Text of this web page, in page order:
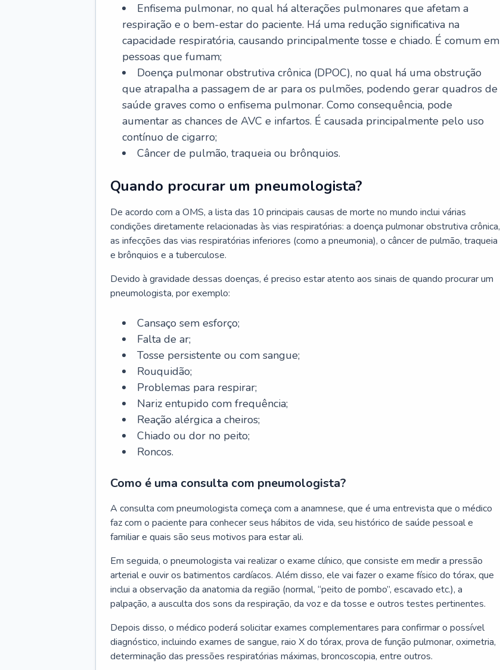
Enfisema pulmonar, no qual há alterações pulmonares que afetam a
respiração e o bem-estar do paciente. Há uma redução significativa na
capacidade respiratória, causando principalmente tosse e chiado. É comum em
pessoas que fumam;
Doença pulmonar obstrutiva crônica (DPOC), no qual há uma obstrução
que atrapalha a passagem de ar para os pulmões, podendo gerar quadros de
saúde graves como o enfisema pulmonar. Como consequência, pode
aumentar as chances de AVC e infartos. É causada principalmente pelo uso
contínuo de cigarro;
Câncer de pulmão, traqueia ou brônquios.
Quando procurar um pneumologista?
De acordo com a OMS, a lista das 10 principais causas de morte no mundo inclui várias
condições diretamente relacionadas às vias respiratórias: a doença pulmonar obstrutiva crônica,
as infecções das vias respiratórias inferiores (como a pneumonia), o câncer de pulmão, traqueia
e brônquios e a tuberculose.
Devido à gravidade dessas doenças, é preciso estar atento aos sinais de quando procurar um
pneumologista, por exemplo:
Cansaço sem esforço;
Falta de ar;
Tosse persistente ou com sangue;
Rouquidão;
Problemas para respirar;
Nariz entupido com frequência;
Reação alérgica a cheiros;
Chiado ou dor no peito;
Roncos.
Como é uma consulta com pneumologista?
A consulta com pneumologista começa com a anamnese, que é uma entrevista que o médico
faz com o paciente para conhecer seus hábitos de vida, seu histórico de saúde pessoal e
familiar e quais são seus motivos para estar ali.
Em seguida, o pneumologista vai realizar o exame clínico, que consiste em medir a pressão
arterial e ouvir os batimentos cardíacos. Além disso, ele vai fazer o exame físico do tórax, que
inclui a observação da anatomia da região (normal, “peito de pombo”, escavado etc.), a
palpação, a ausculta dos sons da respiração, da voz e da tosse e outros testes pertinentes.
Depois disso, o médico poderá solicitar exames complementares para confirmar o possível
diagnóstico, incluindo exames de sangue, raio X do tórax, prova de função pulmonar, oximetria,
determinação das pressões respiratórias máximas, broncoscopia, entre outros.